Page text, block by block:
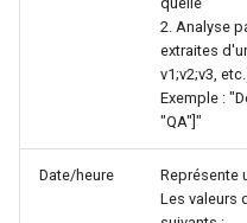
2. Analyse
extraites
v1;v2;v3,
Exemple :
"QA"]"
Date/heure
Représente
Les valeurs